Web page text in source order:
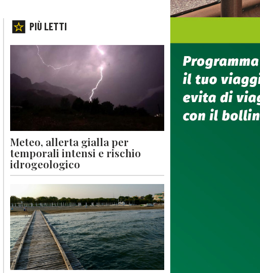
PIÙ LETTI
Meteo, allerta gialla per
temporali intensi e rischio
idrogeologico